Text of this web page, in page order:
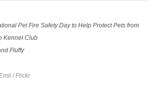
Pet Fire Safety Day to Help Protect Pets from
Kennel Club
Fluffy
/ Flickr